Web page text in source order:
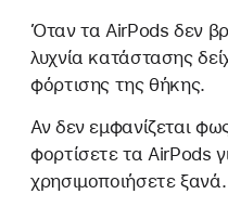
Όταν τα AirPods δεν
λυχνία κατάστασης
φόρτισης της θήκης.
Αν δεν εμφανίζεται
φορτίσετε τα AirPods
χρησιμοποιήσετε ξανά.